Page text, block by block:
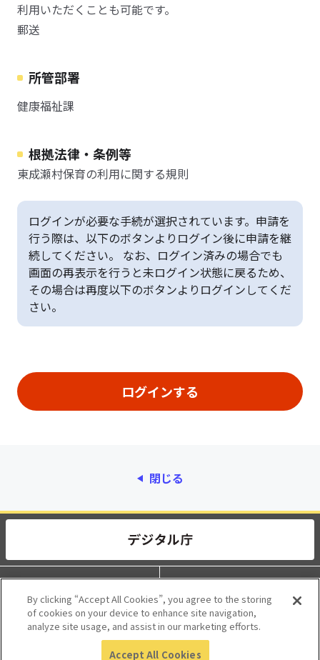
利用いただくことも可能です。
郵送
所管部署
健康福祉課
根拠法律・条例等
東成瀬村保育の利用に関する規則
ログインが必要な手続が選択されています。申請を
行う際は、以下のボタンよりログイン後に申請を継
続してください。 なお、ログイン済みの場合でも
画面の再表示を行うと未ログイン状態に戻るため、
その場合は再度以下のボタンよりログインしてくだ
さい。
閉じる
動作環境 個人情報保護
利用規約 アクセシビリティ
By clicking “Accept All Cookies”, you agree to the storing
of cookies on your device to enhance site navigation,
analyze site usage, and assist in our marketing efforts.
Accept All Cookies